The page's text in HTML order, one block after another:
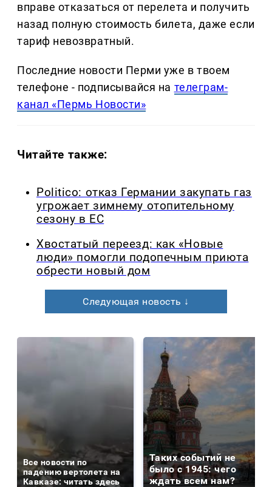
вправе отказаться от перелета и получить
назад полную стоимость билета, даже если
тариф невозвратный.
Последние новости Перми уже в твоем
телефоне - подписывайся на телеграм-
канал «Пермь Новости»
Читайте также:
Politico: отказ Германии закупать газ
угрожает зимнему отопительному
сезону в ЕС
Хвостатый переезд: как «Новые
люди» помогли подопечным приюта
обрести новый дом
Следующая новость ↓
Все новости по
падению вертолета на
Кавказе: читать здесь
Таких событий не
было с 1945: чего
ждать всем нам?